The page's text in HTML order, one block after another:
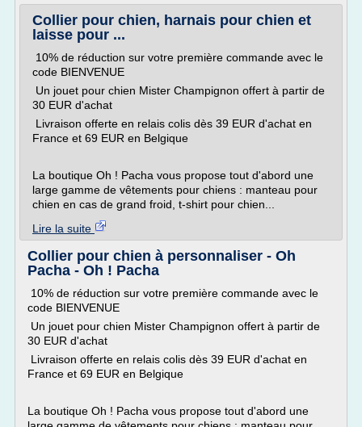
Collier pour chien, harnais pour chien et
laisse pour ...
10% de réduction sur votre première commande avec le
code BIENVENUE
Un jouet pour chien Mister Champignon offert à partir de
30 EUR d'achat
Livraison offerte en relais colis dès 39 EUR d'achat en
France et 69 EUR en Belgique
La boutique Oh ! Pacha vous propose tout d'abord une
large gamme de vêtements pour chiens : manteau pour
chien en cas de grand froid, t-shirt pour chien...
Lire la suite
Collier pour chien à personnaliser - Oh
Pacha - Oh ! Pacha
10% de réduction sur votre première commande avec le
code BIENVENUE
Un jouet pour chien Mister Champignon offert à partir de
30 EUR d'achat
Livraison offerte en relais colis dès 39 EUR d'achat en
France et 69 EUR en Belgique
La boutique Oh ! Pacha vous propose tout d'abord une